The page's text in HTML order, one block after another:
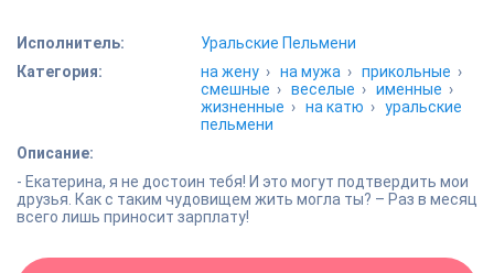
Исполнитель:
Уральские Пельмени
Категория:
на жену ›на мужа ›прикольные ›
смешные ›веселые ›именные ›
жизненные ›на катю ›уральские
пельмени
Описание:
- Екатерина, я не достоин тебя! И это могут подтвердить мои
друзья. Как с таким чудовищем жить могла ты? – Раз в месяц
всего лишь приносит зарплату!